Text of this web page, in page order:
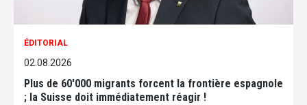
ÉDITORIAL
02.08.2026
Plus de 60'000 migrants forcent la frontière espagnole
; la Suisse doit immédiatement réagir !